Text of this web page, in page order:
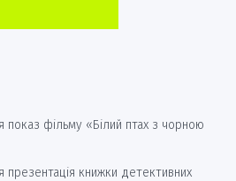
показ фільму «Білий птах з чорною
презентація книжки детективних